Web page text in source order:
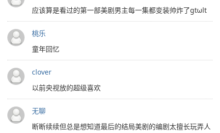
应该算是看过的第一部美剧男主每一集都变装帅炸了gtωlt
桃乐
童年回忆
clover
以前央视放的超级喜欢
无聊
断断续续但总是想知道最后的结局美剧的编剧太擅长玩弄人